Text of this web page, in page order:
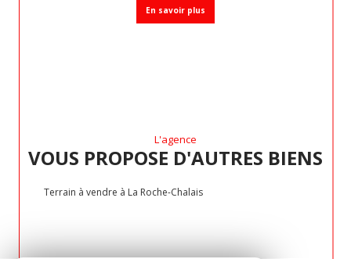
En savoir plus
L'agence
VOUS PROPOSE D'AUTRES BIENS
Terrain à vendre à La Roche-Chalais